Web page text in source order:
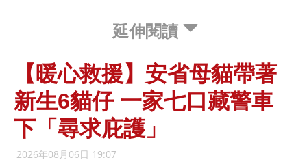
延伸閱讀
【暖心救援】安省母貓帶著
新生6貓仔 一家七口藏警車
下「尋求庇護」
2026年08月06日 19:07